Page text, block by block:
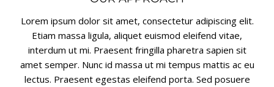
Lorem ipsum dolor sit amet, consectetur adipiscing elit.
Etiam massa ligula, aliquet euismod eleifend vitae,
interdum ut mi. Praesent fringilla pharetra sapien sit
amet semper. Nunc id massa ut mi tempus mattis ac eu
lectus. Praesent egestas eleifend porta. Sed posuere